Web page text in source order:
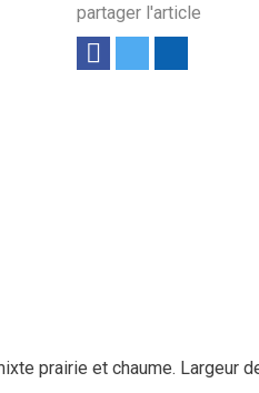
partager l'article
prairie et chaume. Largeur